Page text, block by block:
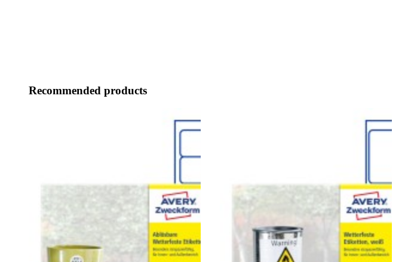
Recommended products